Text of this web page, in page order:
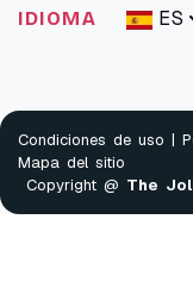
IDIOMA ES
Condiciones de uso |
Mapa del sitio
Copyright @ The